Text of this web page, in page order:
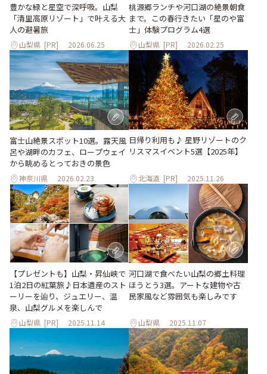
豊かな緑と星空で深呼吸。山梨
「清里高原リゾート」で叶える大
人の避暑旅
山梨県 [PR] 2026.06.25
桃源郷ランチや河口湖の絶景朝食
まで。この春行きたい「星のや富
士」体験プログラム4選
山梨県 [PR] 2026.02.25
富士山絶景スポット10選。露天風
呂や湖畔のカフェ、ロープウェイ
から眺めるとっておきの景色
神奈川県 2026.02.23
日帰り利用も♪ 星野リゾートのク
リスマスイベント5選【2025年】
北海道 [PR] 2025.11.26
【プレゼントも】山梨・昇仙峡で
1泊2日の紅葉旅♪日本遺産のスト
ーリーを辿り、ジュエリー、温
泉、山梨グルメを楽しんで
山梨県 [PR] 2025.11.14
河口湖で食べたい山梨の郷土料理
ほうとう3選。アートな建物や古
民家風など雰囲気も楽しみです
山梨県 2025.11.07